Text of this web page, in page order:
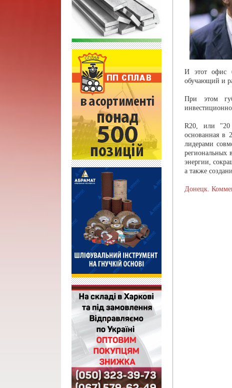
И этот офис
обучающий и
При этом
R20, или "20
основанная в
лидерами
региональных
энергии,
а также
Донецк.